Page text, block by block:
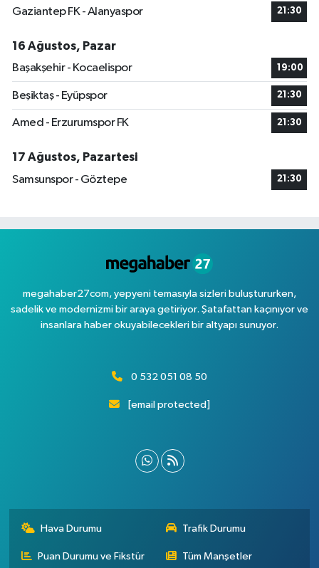
Gaziantep FK - Alanyaspor 21:30
16 Ağustos, Pazar
Başakşehir - Kocaelispor
19:00
Beşiktaş - Eyüpspor 21:30
Amed - Erzurumspor FK 21:30
17 Ağustos, Pazartesi
Samsunspor - Göztepe
21:30
megahaber27com, yepyeni temasıyla sizleri buluştururken,
sadelik ve modernizmi bir araya getiriyor. Şatafattan kaçınıyor ve
insanlara haber okuyabilecekleri bir altyapı sunuyor.
0 532 051 08 50
[email protected]
Hava Durumu Trafik Durumu
Puan Durumu ve Fikstür Tüm Manşetler